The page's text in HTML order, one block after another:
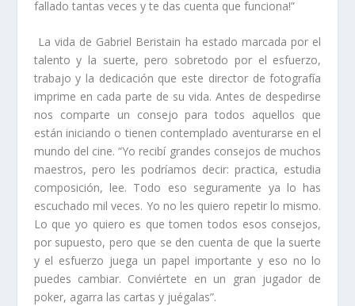
fallado tantas veces y te das cuenta que funciona!”
La vida de Gabriel Beristain ha estado marcada por el
talento y la suerte, pero sobretodo por el esfuerzo,
trabajo y la dedicación que este director de fotografía
imprime en cada parte de su vida. Antes de despedirse
nos comparte un consejo para todos aquellos que
están iniciando o tienen contemplado aventurarse en el
mundo del cine. “Yo recibí grandes consejos de muchos
maestros, pero les podríamos decir: practica, estudia
composición, lee. Todo eso seguramente ya lo has
escuchado mil veces. Yo no les quiero repetir lo mismo.
Lo que yo quiero es que tomen todos esos consejos,
por supuesto, pero que se den cuenta de que la suerte
y el esfuerzo juega un papel importante y eso no lo
puedes cambiar. Conviértete en un gran jugador de
poker, agarra las cartas y juégalas”.